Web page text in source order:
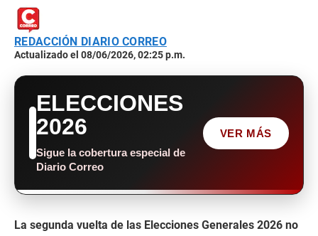
REDACCIÓN DIARIO CORREO
Actualizado el 08/06/2026, 02:25 p.m.
ELECCIONES
2026
Sigue la cobertura especial de
Diario Correo
VER MÁS
La segunda vuelta de las Elecciones Generales 2026 no